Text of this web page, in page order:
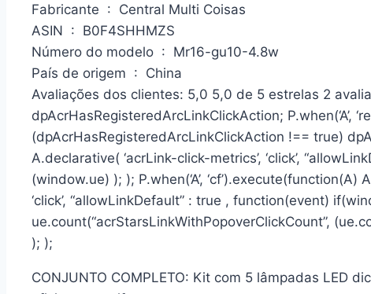
Fabricante ‏ : ‎ Central Multi Coisas
ASIN ‏ : ‎ B0F4SHHMZS
Número do modelo ‏ : ‎ Mr16-gu10-4.8w
País de origem ‏ : ‎ China
Avaliações dos clientes: 5,0 5,0 de 5 estrelas 2
dpAcrHasRegisteredArcLinkClickAction; P.when(‘A’,
(dpAcrHasRegisteredArcLinkClickAction !== true)
A.declarative( ‘acrLink-click-metrics’, ‘click’,
(window.ue) ); ); P.when(‘A’,
‘click’, “allowLinkDefault” : true , function(event)
ue.count(“acrStarsLinkWithPopoverClickCount”,
); );
CONJUNTO COMPLETO: Kit com 5 lâmpadas LED